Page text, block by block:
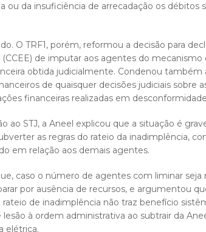
ou da insuficiência de arrecadação os débitos
O TRF1, porém, reformou a decisão para
de imputar aos agentes do
obtida judicialmente. Condenou também
de quaisquer decisões judiciais sobre
financeiras realizadas em
ao STJ, a Aneel explicou que a situação é
as regras do rateio da inadimplência,
em relação aos demais agentes.
caso o número de agentes com liminar
por ausência de recursos, e argumentou
de inadimplência não traz benefício
à ordem administrativa ao subtrair da
elétrica.